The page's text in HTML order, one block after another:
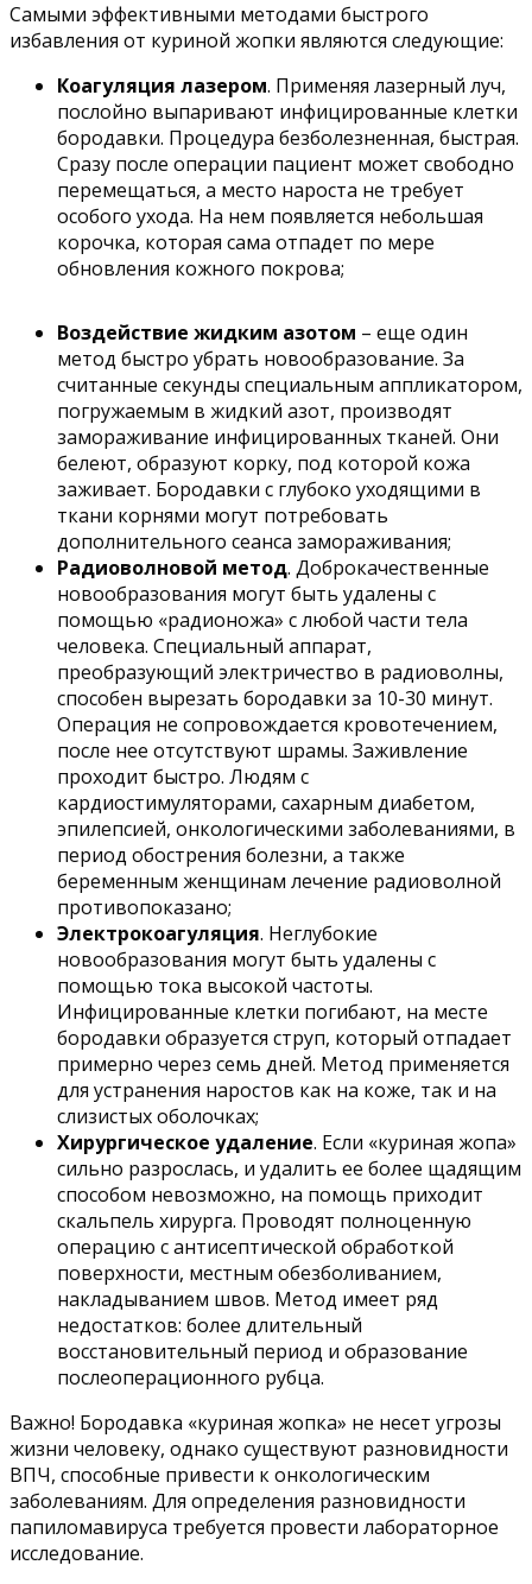
Самыми эффективными методами быстрого
избавления от куриной жопки являются следующие:
Коагуляция лазером. Применяя лазерный луч,
послойно выпаривают инфицированные клетки
бородавки. Процедура безболезненная, быстрая.
Сразу после операции пациент может свободно
перемещаться, а место нароста не требует
особого ухода. На нем появляется небольшая
корочка, которая сама отпадет по мере
обновления кожного покрова;
Воздействие жидким азотом – еще один
метод быстро убрать новообразование. За
считанные секунды специальным аппликатором,
погружаемым в жидкий азот, производят
замораживание инфицированных тканей. Они
белеют, образуют корку, под которой кожа
заживает. Бородавки с глубоко уходящими в
ткани корнями могут потребовать
дополнительного сеанса замораживания;
Радиоволновой метод. Доброкачественные
новообразования могут быть удалены с
помощью «радионожа» с любой части тела
человека. Специальный аппарат,
преобразующий электричество в радиоволны,
способен вырезать бородавки за 10-30 минут.
Операция не сопровождается кровотечением,
после нее отсутствуют шрамы. Заживление
проходит быстро. Людям с
кардиостимуляторами, сахарным диабетом,
эпилепсией, онкологическими заболеваниями, в
период обострения болезни, а также
беременным женщинам лечение радиоволной
противопоказано;
Электрокоагуляция. Неглубокие
новообразования могут быть удалены с
помощью тока высокой частоты.
Инфицированные клетки погибают, на месте
бородавки образуется струп, который отпадает
примерно через семь дней. Метод применяется
для устранения наростов как на коже, так и на
слизистых оболочках;
Хирургическое удаление. Если «куриная жопа»
сильно разрослась, и удалить ее более щадящим
способом невозможно, на помощь приходит
скальпель хирурга. Проводят полноценную
операцию с антисептической обработкой
поверхности, местным обезболиванием,
накладыванием швов. Метод имеет ряд
недостатков: более длительный
восстановительный период и образование
послеоперационного рубца.
Важно! Бородавка «куриная жопка» не несет угрозы
жизни человеку, однако существуют разновидности
ВПЧ, способные привести к онкологическим
заболеваниям. Для определения разновидности
папиломавируса требуется провести лабораторное
исследование.